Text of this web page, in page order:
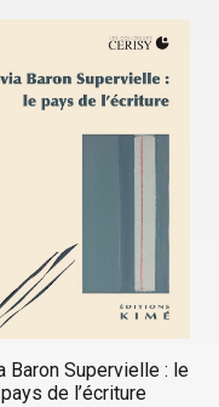
Baron Supervielle : le
pays de l’écriture